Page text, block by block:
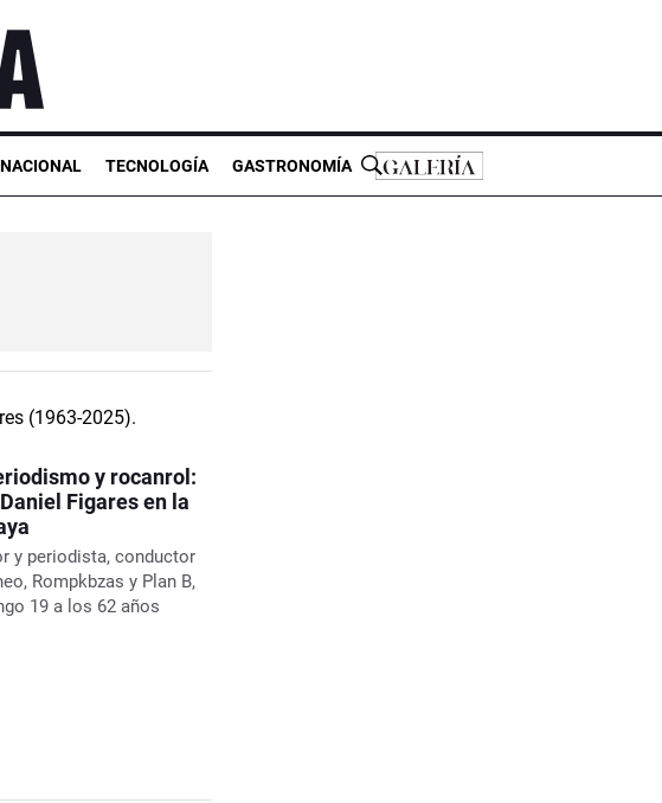
TECNOLOGÍA GASTRONOMÍA
y rocanrol:
Figares en la
y periodista, conductor
, Rompkbzas y Plan B,
19 a los 62 años